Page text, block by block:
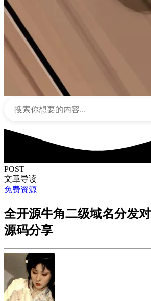
POST
文章导读
免费资源
全开源牛角二级域名分发
源码分享